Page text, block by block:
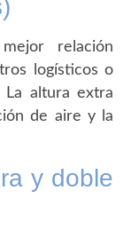
relación
logísticos o
La altura extra
de aire y la
y doble